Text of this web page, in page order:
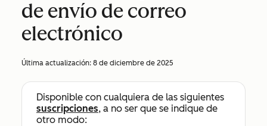
de envío de correo
electrónico
Última actualización: 8 de diciembre de 2025
Disponible con cualquiera de las siguientes
suscripciones, a no ser que se indique de
otro modo: